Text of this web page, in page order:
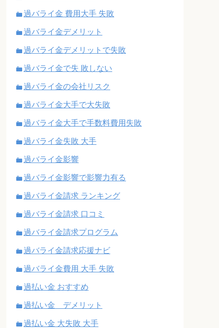
過バライ金 費用大手 失敗
過バライ金デメリット
過バライ金デメリットで失敗
過バライ金で失 敗しない
過バライ金の会社リスク
過バライ金大手で大失敗
過バライ金大手で手数料費用失敗
過バライ金失敗 大手
過バライ金影響
過バライ金影響で影響力有る
過バライ金請求 ランキング
過バライ金請求 口コミ
過バライ金請求プログラム
過バライ金請求応援ナビ
過バライ金費用 大手 失敗
過払い金 おすすめ
過払い金 デメリット
過払い金 大失敗 大手